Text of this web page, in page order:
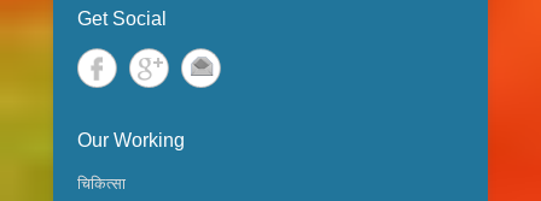
Get Social
Our Working
चिकित्सा